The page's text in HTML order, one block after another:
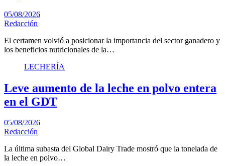
05/08/2026
Redacción
El certamen volvió a posicionar la importancia del sector ganadero y
los beneficios nutricionales de la…
LECHERÍA
Leve aumento de la leche en polvo entera
en el GDT
05/08/2026
Redacción
La última subasta del Global Dairy Trade mostró que la tonelada de
la leche en polvo…